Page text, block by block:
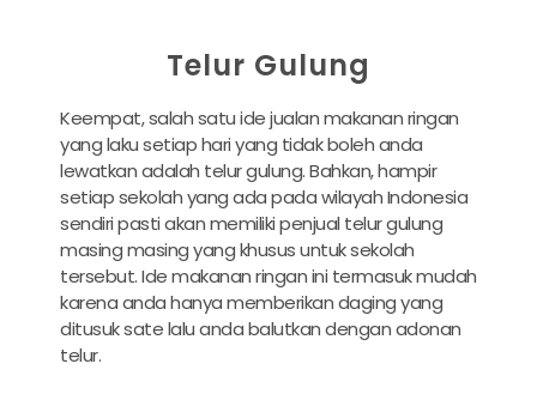
Telur Gulung
Keempat, salah satu ide jualan makanan ringan
yang laku setiap hari yang tidak boleh anda
lewatkan adalah telur gulung. Bahkan, hampir
setiap sekolah yang ada pada wilayah Indonesia
sendiri pasti akan memiliki penjual telur gulung
masing masing yang khusus untuk sekolah
tersebut. Ide makanan ringan ini termasuk mudah
karena anda hanya memberikan daging yang
ditusuk sate lalu anda balutkan dengan adonan
telur.